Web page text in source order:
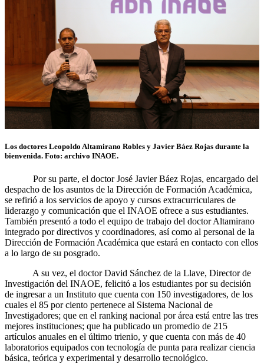
Los doctores Leopoldo Altamirano Robles y Javier Báez Rojas durante la
bienvenida. Foto: archivo INAOE.
Por su parte, el doctor José Javier Báez Rojas, encargado del
despacho de los asuntos de la Dirección de Formación Académica,
se refirió a los servicios de apoyo y cursos extracurriculares de
liderazgo y comunicación que el INAOE ofrece a sus estudiantes.
También presentó a todo el equipo de trabajo del doctor Altamirano
integrado por directivos y coordinadores, así como al personal de la
Dirección de Formación Académica que estará en contacto con ellos
a lo largo de su posgrado.
A su vez, el doctor David Sánchez de la Llave, Director de
Investigación del INAOE, felicitó a los estudiantes por su decisión
de ingresar a un Instituto que cuenta con 150 investigadores, de los
cuales el 85 por ciento pertenece al Sistema Nacional de
Investigadores; que en el ranking nacional por área está entre las tres
mejores instituciones; que ha publicado un promedio de 215
artículos anuales en el último trienio, y que cuenta con más de 40
laboratorios equipados con tecnología de punta para realizar ciencia
básica, teórica y experimental y desarrollo tecnológico.